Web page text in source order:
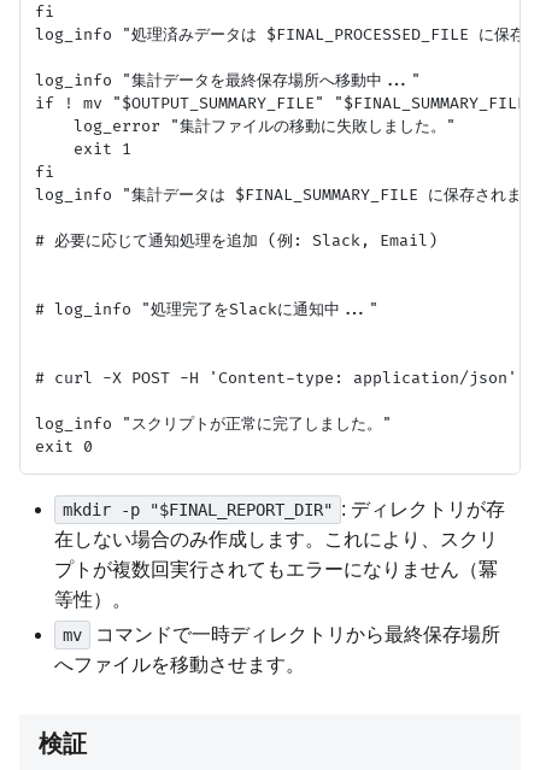
fi
log_info "処理済みデータは $FINAL_PROCESSED_FILE に保存
log_info "集計データを最終保存場所へ移動中..."
if ! mv "$OUTPUT_SUMMARY_FILE"
    log_error "集計ファイルの移動に失敗しました。"
    exit 1
fi
log_info "集計データは $FINAL_SUMMARY_FILE に保存されま
# 必要に応じて通知処理を追加 (例: Slack, Email)
# log_info "処理完了をSlackに通知中..."
# curl -X POST -H 'Content-type: application/json' --
log_info "スクリプトが正常に完了しました。"
mkdir -p "$FINAL_REPORT_DIR" : ディレクトリが存
在しない場合のみ作成します。これにより、スクリ
プトが複数回実行されてもエラーになりません（冪
等性）。
mv
コマンドで一時ディレクトリから最終保存場所
へファイルを移動させます。
検証